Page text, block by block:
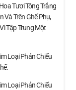
Tươi Tông Trắng
Và Trên Ghế Phụ,
Tập Trung Một
Loại Phản Chiếu
Loại Phản Chiếu